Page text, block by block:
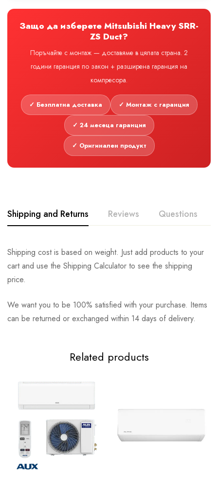
Защо да изберете Mitsubishi Heavy SRR-
ZS Duct?
Поръчайте с монтаж — доставяме в цялата страна. 2
години гаранция по закон + разширена гаранция на
компресора.
✓ Безплатна доставка ✓ Монтаж с гаранция
✓ 24 месеца гаранция
✓ Оригинален продукт
Shipping and Returns Reviews Questions
Shipping cost is based on weight. Just add products to your
cart and use the Shipping Calculator to see the shipping
price.
We want you to be 100% satisfied with your purchase. Items
can be returned or exchanged within 14 days of delivery.
Related products